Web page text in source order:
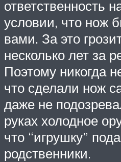
ответственность
условии, что нож
вами. За это
несколько лет за
Поэтому никогда
что сделали нож
даже не
руках холодное
что “игрушку”
родственники.